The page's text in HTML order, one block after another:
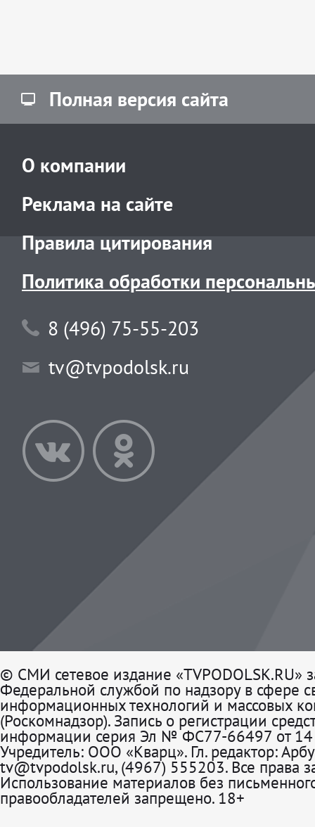
Полная версия сайта
О компании
Реклама на сайте
Правила цитирования
Политика обработки
8 (496) 75-55-203
tv@tvpodolsk.ru
© СМИ сетевое издание «TVPODOLSK.RU»
Федеральной службой по надзору в сфере
информационных технологий и массовых
(Роскомнадзор). Запись о регистрации
информации серия Эл № ФС77-66497 от 14
Учредитель: ООО «Кварц». Гл. редактор:
tv@tvpodolsk.ru, (4967) 555203. Все права
Использование материалов без
правообладателей запрещено. 18+